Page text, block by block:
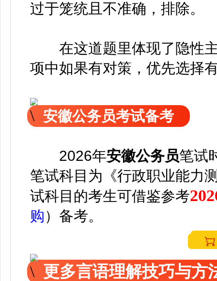
过于笼统且不准确，排除。
在这道题里体现了隐性主
项中如果有对策，优先选择
安徽公务员考试备考
2026年安徽公务员笔试
笔试科目为《行政职业能力
试科目的考生可借鉴参考
购）备考。
更多言语理解技巧与方